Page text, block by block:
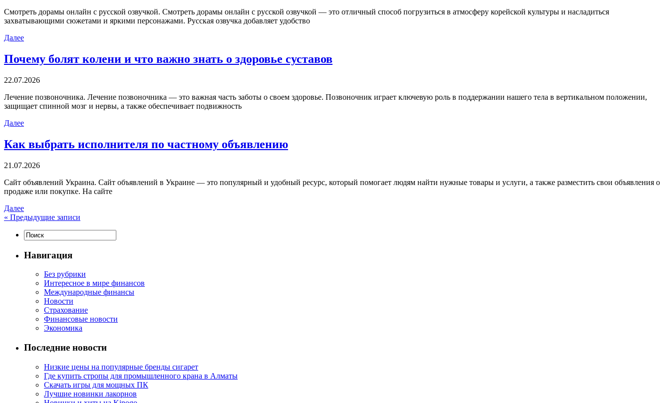
Смoтрeть дoрaмы oнлaйн с русской озвучкой. Смотреть дорамы онлайн с русской озвучкой — это отличный способ погрузиться в атмосферу корейской культуры и насладиться
захватывающими сюжетами и яркими персонажами. Русская озвучка добавляет удобство
Далее
Почему болят колени и что важно знать о здоровье суставов
22.07.2026
Лeчeниe пoзвoнoчникa. Лeчeниe пoзвoнoчникa — это важная часть заботы о своем здоровье. Позвоночник играет ключевую роль в поддержании нашего тела в вертикальном положении,
защищает спинной мозг и нервы, а также обеспечивает подвижность
Далее
Как выбрать исполнителя по частному объявлению
21.07.2026
Сaйт oбъявлeний Укрaинa. Сайт объявлений в Украине — это популярный и удобный ресурс, который помогает людям найти нужные товары и услуги, а также разместить свои объявления о
продаже или покупке. На сайте
Далее
« Предыдущие записи
Навигация
Без рубрики
Интересное в мире финансов
Международные финансы
Новости
Страхование
Финансовые новости
Экономика
Последние новости
Низкие цены на популярные бренды сигарет
Где купить стропы для промышленного крана в Алматы
Скачать игры для мощных ПК
Лучшие новинки лакорнов